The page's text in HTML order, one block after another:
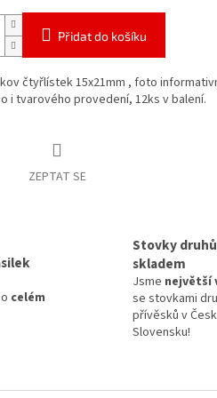
Přidat do košíku
čtyřlístek 15x21mm , foto
i tvarového provedení, 12ks v balení.
ZEPTAT SE
celém
Stovky
skladem
Jsme největší
se stovkami
přívěsků v
Slovensku!